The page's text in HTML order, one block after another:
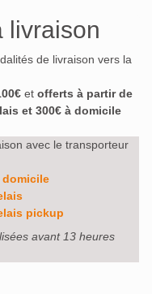
livraison
de livraison vers la
et offerts à partir de
et 300€ à domicile
avec le transporteur
domicile
pickup
avant 13 heures